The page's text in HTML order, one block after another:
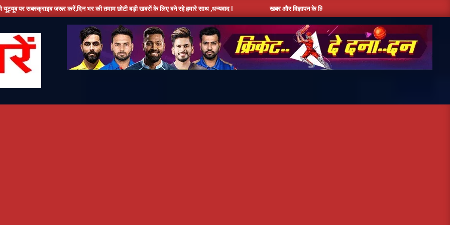
जरूर करें,दिन भर की तमाम छोटी बड़ी खबरों के लिए बने रहे हमारे साथ ,धन्यवाद l खबर और विज्ञापन के लिए संपर्क करें - + 91 9810534389, हमारे फेसबूक पेज को लाइक